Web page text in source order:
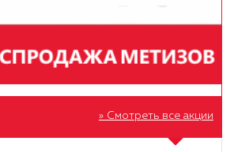
» Смотреть все акции